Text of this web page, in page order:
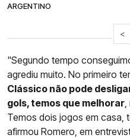
ARGENTINO
<
"Segundo tempo
agrediu muito. No primeiro
Clássico não pode
gols, temos que melhorar
Temos dois jogos em casa,
afirmou Romero, em